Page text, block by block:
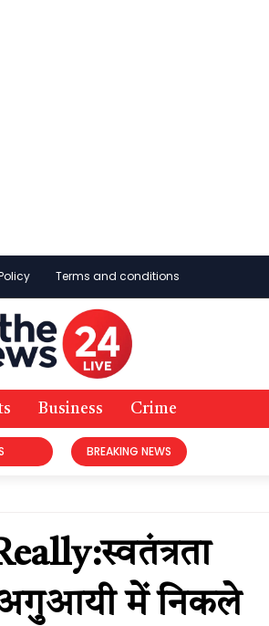
Terms and conditions
Business Crime
BREAKING NEWS
अगुआयी में निकले